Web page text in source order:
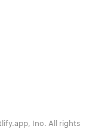
Inc. All rights